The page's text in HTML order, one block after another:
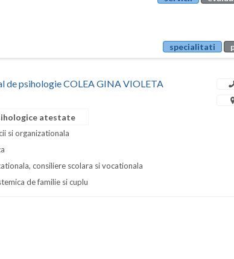
specialitati
de psihologie COLEA GINA VIOLETA
atestate
si organizationala
consiliere scolara si vocationala
de familie si cuplu